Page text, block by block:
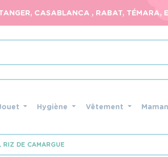
CASABLANCA , RABAT, TÉMARA,
Hygiène Vêtement Maman
RIZ DE CAMARGUE